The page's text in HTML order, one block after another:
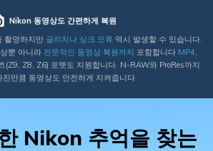
Nikon 동영상도 간편하게 복원
촬영하지만 글리치나 싱크 오류 역시 발생할 수 있습니다.
뿐 아니라 전문적인 동영상 복원까지 포함합니다 MP4,
(Z9, Z8, Z6) 포맷도 지원합니다. N-RAW와 ProRes까지
진만큼 동영상도 안전하게 지켜줍니다.
Nikon 추억을 찾는
게 복구할 수 있습니다.